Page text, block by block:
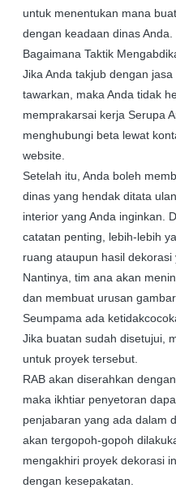
untuk menentukan mana
dengan keadaan dinas Anda.
Bagaimana Taktik
Jika Anda takjub dengan
tawarkan, maka Anda tidak
memprakarsai kerja Serupa
menghubungi beta lewat
website.
Setelah itu, Anda boleh
dinas yang hendak ditata
interior yang Anda inginkan.
catatan penting, lebih-lebih
ruang ataupun hasil dekorasi
Nantinya, tim ana akan
dan membuat urusan
Seumpama ada
Jika buatan sudah disetujui,
untuk proyek tersebut.
RAB akan diserahkan
maka ikhtiar penyetoran
penjabaran yang ada dalam
akan tergopoh-gopoh
mengakhiri proyek dekorasi
dengan kesepakatan.